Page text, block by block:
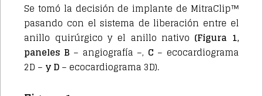
Se tomó la decisión de implante de MitraClip™
pasando con el sistema de liberación entre el
anillo quirúrgico y el anillo nativo (Figura 1,
paneles B – angiografía –, C – ecocardiograma
2D – y D– ecocardiograma 3D).